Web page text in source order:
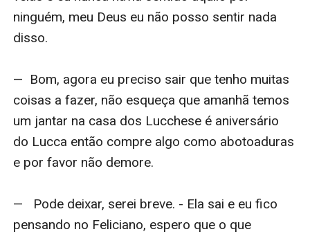
ninguém, meu Deus eu não posso sentir nada
disso.
—  Bom, agora eu preciso sair que tenho muitas
coisas a fazer, não esqueça que amanhã temos
um jantar na casa dos Lucchese é aniversário
do Lucca então compre algo como abotoaduras
e por favor não demore.
—   Pode deixar, serei breve. - Ela sai e eu fico
pensando no Feliciano, espero que o que